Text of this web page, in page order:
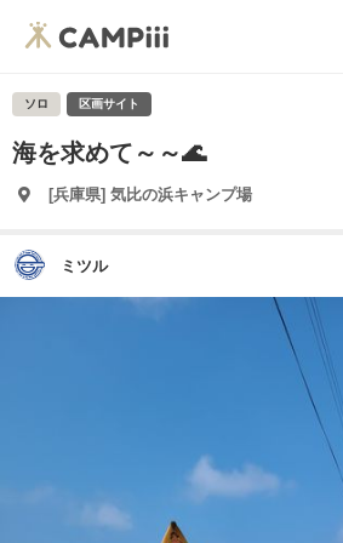
ソロ 区画サイト
海を求めて～～🌊
[兵庫県] 気比の浜キャンプ場
ミツル